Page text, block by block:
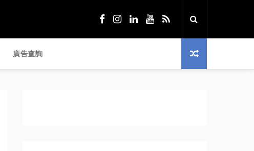
廣告查詢